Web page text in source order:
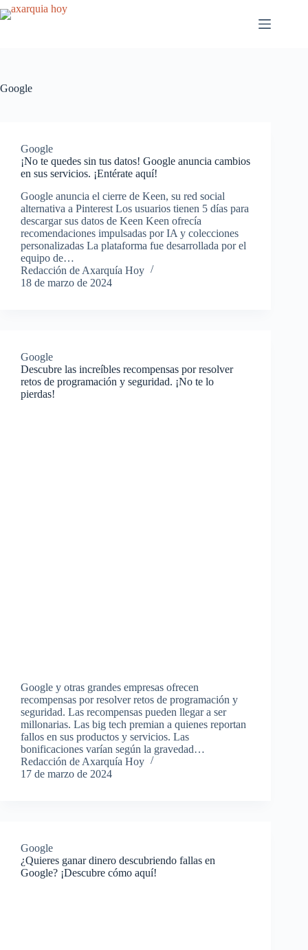
Saltar
al
Google
Google
¡No te quedes sin tus datos! Google anuncia cambios
en sus servicios. ¡Entérate aquí!
Google anuncia el cierre de Keen, su red social
alternativa a Pinterest Los usuarios tienen 5 días para
descargar sus datos de Keen Keen ofrecía
recomendaciones impulsadas por IA y colecciones
personalizadas La plataforma fue desarrollada por el
equipo de…
Redacción de Axarquía Hoy
18 de marzo de 2024
Google
Descubre las increíbles recompensas por resolver
retos de programación y seguridad. ¡No te lo
pierdas!
Google y otras grandes empresas ofrecen
recompensas por resolver retos de programación y
seguridad. Las recompensas pueden llegar a ser
millonarias. Las big tech premian a quienes reportan
fallos en sus productos y servicios. Las
bonificaciones varían según la gravedad…
Redacción de Axarquía Hoy
17 de marzo de 2024
Google
¿Quieres ganar dinero descubriendo fallas en
Google? ¡Descubre cómo aquí!